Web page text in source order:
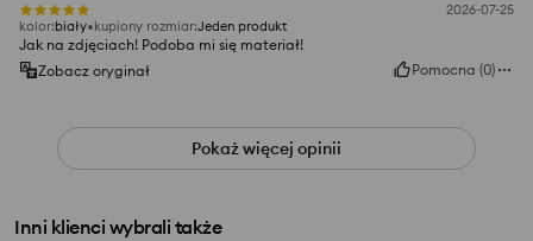
2026-07-25
kolor:biały kupiony rozmiar:Jeden produkt
Jak na zdjęciach! Podoba mi się materiał!
Zobacz oryginał
Pomocna (0)
Pokaż więcej opinii
Inni klienci wybrali także